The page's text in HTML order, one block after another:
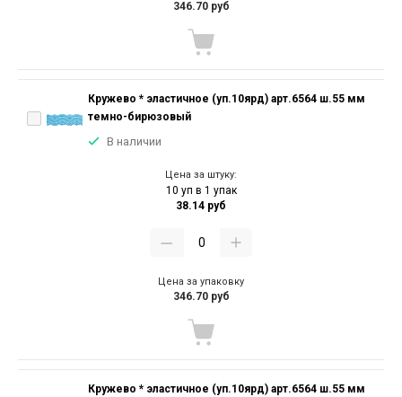
346.70 руб
Кружево * эластичное (уп.10ярд) арт.6564 ш.55 мм
темно-бирюзовый
В наличии
Цена за штуку:
10 уп в 1 упак
38.14 руб
Цена за упаковку
346.70 руб
Кружево * эластичное (уп.10ярд) арт.6564 ш.55 мм